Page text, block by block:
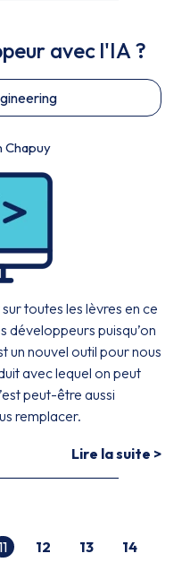
avec l'IA ?
Chapuy
toutes les lèvres en ce
développeurs puisqu’on
un nouvel outil pour nous
avec lequel on peut
peut-être aussi
remplacer.
Lire la suite >
12 13 14